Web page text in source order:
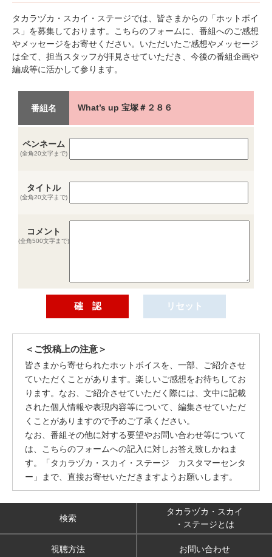
タカラヅカ・スカイ・ステージでは、皆さまからの「ホットボイ
ス」を募集しております。こちらのフォームに、番組へのご感想
やメッセージをお寄せください。いただいたご感想やメッセージ
は全て、担当スタッフが拝見させていただき、今後の番組企画や
編成等に活かして参ります。
番組名 What’s up 宝塚＃２８６
ペンネーム
(全角20文字まで)
タイトル
(全角20文字まで)
コメント
(全角500文字まで)
＜ご投稿上の注意＞
皆さまから寄せられたホットボイスを、一部、ご紹介させ
ていただくことがあります。楽しいご感想をお待ちしてお
ります。なお、ご紹介させていただく際には、文中に記載
された個人情報や表現内容等について、編集させていただ
くことがありますので予めご了承ください。
なお、番組その他に対する要望やお問い合わせ等について
は、こちらのフォームへの記入に対しお答え致しかねま
す。「タカラヅカ・スカイ・ステージ カスタマーセンタ
ー」まで、直接お寄せいただきますようお願いします。
検索
タカラヅカ・スカイ
・ステージとは
視聴方法 お問い合わせ